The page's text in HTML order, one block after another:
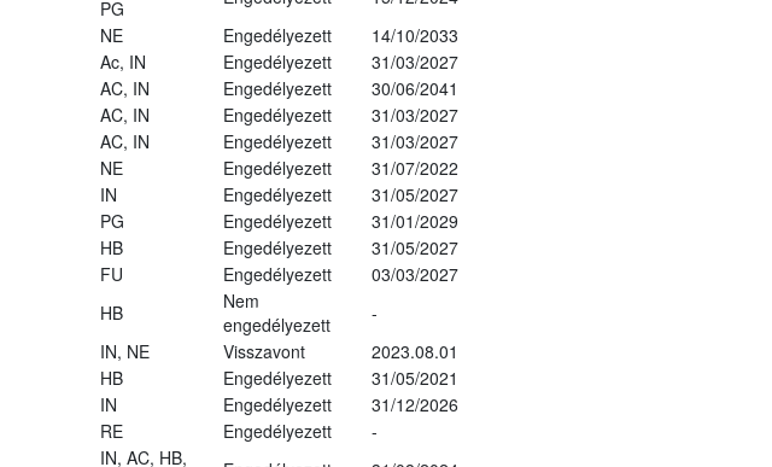
PG
NE Engedélyezett
14/10/2033
Ac, IN Engedélyezett
31/03/2027
AC, IN Engedélyezett
30/06/2041
AC, IN Engedélyezett
31/03/2027
AC, IN Engedélyezett
31/03/2027
NE Engedélyezett
31/07/2022
IN Engedélyezett
31/05/2027
PG Engedélyezett
31/01/2029
HB Engedélyezett
31/05/2027
FU Engedélyezett
03/03/2027
HB
Nem
engedélyezett
-
IN, NE Visszavont
2023.08.01
HB Engedélyezett
31/05/2021
IN Engedélyezett
31/12/2026
RE Engedélyezett
-
IN, AC, HB,